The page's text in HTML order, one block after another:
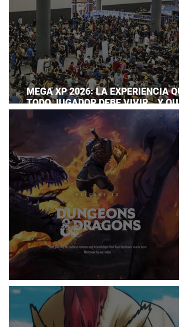
MEGA XP 2026: LA EXPERIENCIA QUE
TODO JUGADOR DEBE VIVIR… Y QUE
AHORA PUEDES DISFRUTAR A TU
DUNGEONS & DRAGONS ¿TE